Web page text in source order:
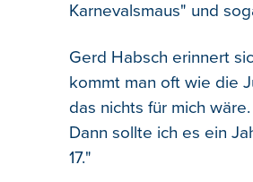
Karnevalsmaus" und
Gerd Habsch erinnert
kommt man oft wie die
das nichts für mich
Dann sollte ich es ein
17."